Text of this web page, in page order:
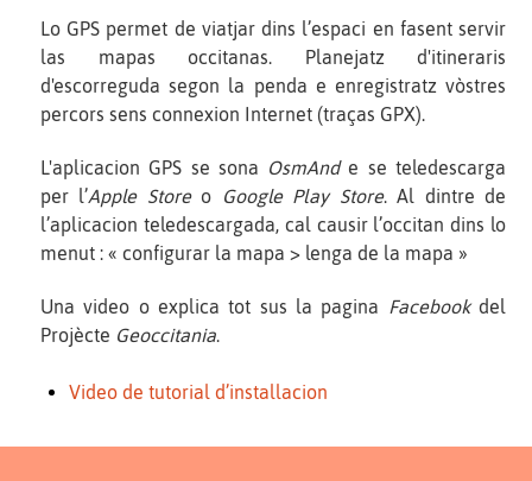
Lo GPS permet de viatjar dins l’espaci en fasent servir
las mapas occitanas. Planejatz d'itineraris
d'escorreguda segon la penda e enregistratz vòstres
percors sens connexion Internet (traças GPX).
L'aplicacion GPS se sona OsmAnde se teledescarga
per l’Apple Storeo Google Play Store. Al dintre de
l’aplicacion teledescargada, cal causir l’occitan dins lo
menut : « configurar la mapa > lenga de la mapa »
Una video o explica tot sus la pagina Facebookdel
Projècte Geoccitania
Video de tutorial d’installacion